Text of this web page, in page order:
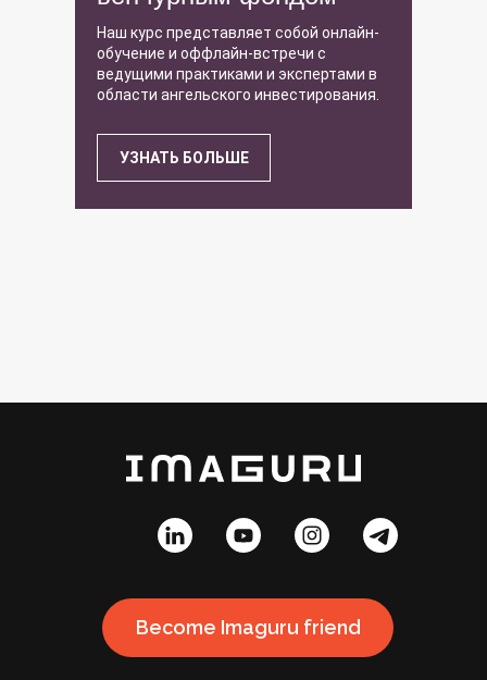
Наш курс представляет собой онлайн-
обучение и оффлайн-встречи с
ведущими практиками и экспертами в
области ангельского инвестирования.
УЗНАТЬ БОЛЬШЕ
Become Imaguru friend